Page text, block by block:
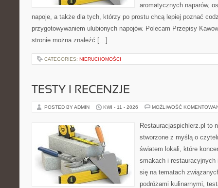
aromatycznych naparów,
napoje, a także dla tych, którzy po prostu chcą lepiej poznać
przygotowywaniem ulubionych napojów. Polecam Przepisy
stronie można znaleźć […]
CATEGORIES: NIERUCHOMOŚCI
TESTY I RECENZJE
POSTED BY ADMIN KWI - 11 - 2026 MOŻLIWOŚĆ
Restauracjaspichlerz.pl to
stworzone z myślą o
światem lokali, które
smakach i
się na tematach
podróżami kulinarnymi,